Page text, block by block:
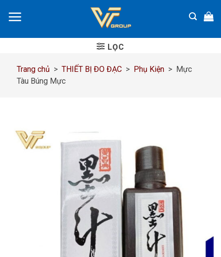
đến
dung
LỌC
Trang chủ > THIẾT BỊ ĐO ĐẠC > Phụ Kiện > Mực
Tàu Búng Mực